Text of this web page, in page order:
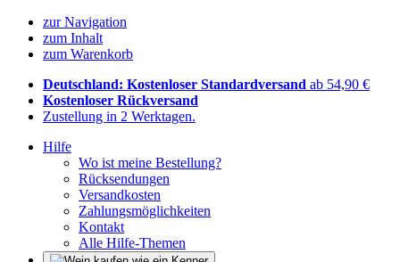
zur Navigation
zum Inhalt
zum Warenkorb
Deutschland: Kostenloser Standardversand ab 54,90 €
Kostenloser Rückversand
Zustellung in 2 Werktagen.
Hilfe
Wo ist meine Bestellung?
Rücksendungen
Versandkosten
Zahlungsmöglichkeiten
Kontakt
Alle Hilfe-Themen